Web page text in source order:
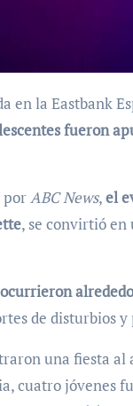
fueron
porABC News,el
, se convirtió
ocurrieron
de disturbios
una fiesta
cuatro jóvenes